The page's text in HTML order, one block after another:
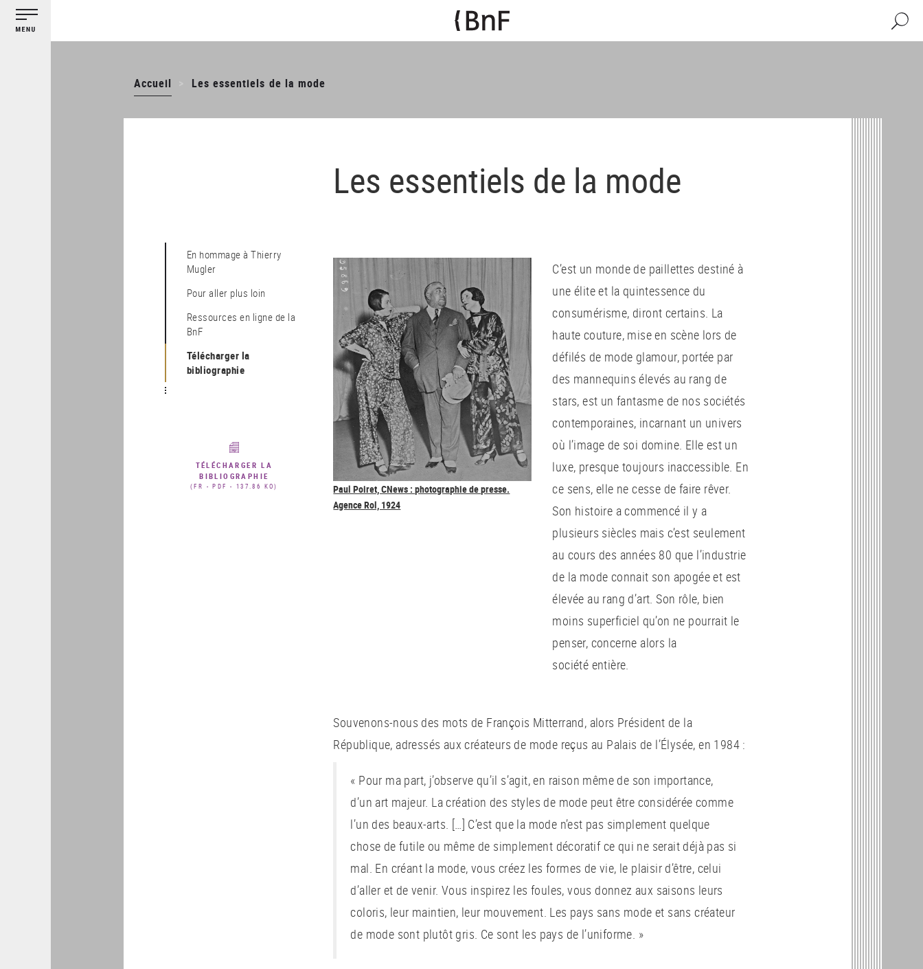
contenu
Accueil Les essentiels de la mode
En hommage à Thierry
Mugler
Pour aller plus loin
Ressources en ligne de la
BnF
Télécharger la
bibliographie
TÉLÉCHARGER LA
BIBLIOGRAPHIE
(FR - PDF - 137.86 KO)
Les essentiels de la mode
Paul Poiret, CNews : photographie de presse.
Agence Rol, 1924
C’est un monde de paillettes destiné à
une élite et la quintessence du
consumérisme, diront certains. La
haute couture, mise en scène lors de
défilés de mode glamour, portée par
des mannequins élevés au rang de
stars, est un fantasme de nos sociétés
contemporaines, incarnant un univers
où l’image de soi domine. Elle est un
luxe, presque toujours inaccessible. En
ce sens, elle ne cesse de faire rêver.
Son histoire a commencé il y a
plusieurs siècles mais c’est seulement
au cours des années 80 que l’industrie
de la mode connait son apogée et est
élevée au rang d’art. Son rôle, bien
moins superficiel qu’on ne pourrait le
penser, concerne alors la
société entière.
Souvenons-nous des mots de François Mitterrand, alors Président de la
République, adressés aux créateurs de mode reçus au Palais de l’Élysée, en 1984 :
« Pour ma part, j’observe qu’il s’agit, en raison même de son importance,
d’un art majeur. La création des styles de mode peut être considérée comme
l’un des beaux-arts. […] C’est que la mode n’est pas simplement quelque
chose de futile ou même de simplement décoratif ce qui ne serait déjà pas si
mal. En créant la mode, vous créez les formes de vie, le plaisir d’être, celui
d’aller et de venir. Vous inspirez les foules, vous donnez aux saisons leurs
coloris, leur maintien, leur mouvement. Les pays sans mode et sans créateur
de mode sont plutôt gris. Ce sont les pays de l’uniforme. »
Gestion des cookies